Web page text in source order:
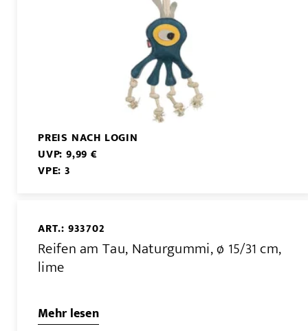
PREIS NACH LOGIN
UVP: 9,99 €
VPE: 3
ART.: 933702
Reifen am Tau, Naturgummi, ø 15/31 cm,
lime
Mehr lesen